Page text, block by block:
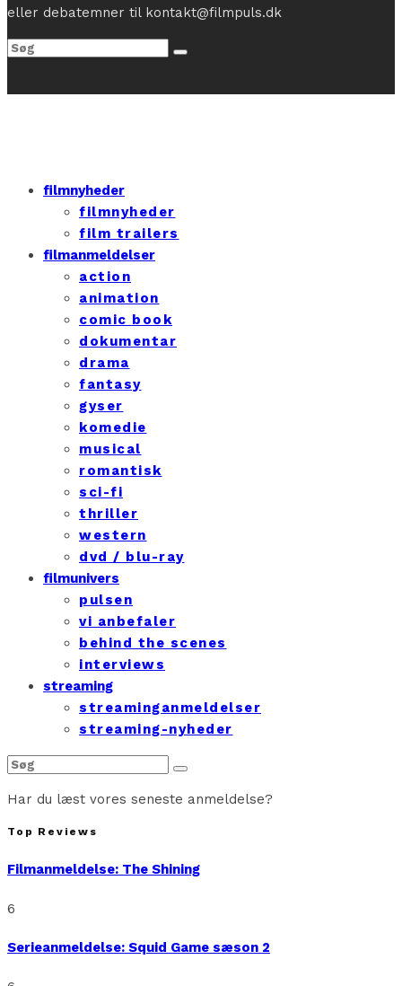
eller debatemner til kontakt@filmpuls.dk
filmnyheder
filmnyheder
film trailers
filmanmeldelser
action
animation
comic book
dokumentar
drama
fantasy
gyser
komedie
musical
romantisk
sci-fi
thriller
western
dvd / blu-ray
filmunivers
pulsen
vi anbefaler
behind the scenes
interviews
streaming
streaminganmeldelser
streaming-nyheder
Har du læst vores seneste anmeldelse?
Top Reviews
Filmanmeldelse: The Shining
6
Serieanmeldelse: Squid Game sæson 2